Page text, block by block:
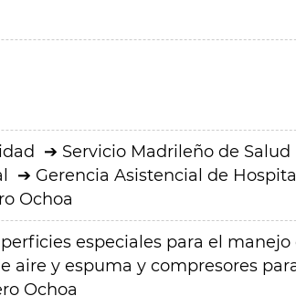
Servicio Madrileño de Salud
Gerencia Asistencial de
Ochoa
especiales para el manejo
aire y espuma y compresores
Ochoa